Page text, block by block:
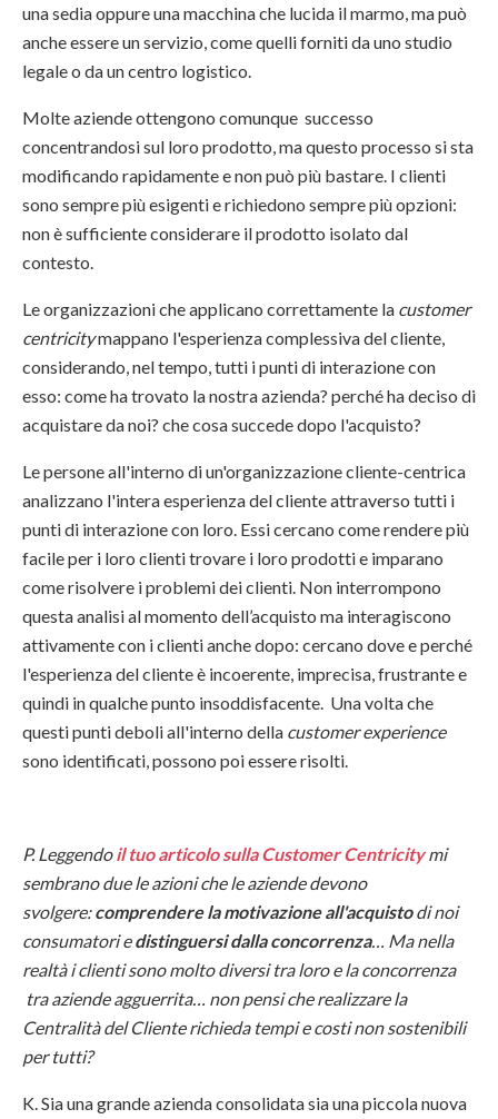
una sedia oppure una macchina che lucida il marmo, ma può
anche essere un servizio, come quelli forniti da uno studio
legale o da un centro logistico.
Molte aziende ottengono comunque successo
concentrandosi sul loro prodotto, ma questo processo si sta
modificando rapidamente e non può più bastare. I clienti
sono sempre più esigenti e richiedono sempre più opzioni:
non è sufficiente considerare il prodotto isolato dal
contesto.
Le organizzazioni che applicano correttamente la customer
centricitymappano l'esperienza complessiva del cliente,
considerando, nel tempo, tutti i punti di interazione con
esso: come ha trovato la nostra azienda? perché ha deciso di
acquistare da noi? che cosa succede dopo l'acquisto?
Le persone all'interno di un'organizzazione cliente-centrica
analizzano l'intera esperienza del cliente attraverso tutti i
punti di interazione con loro. Essi cercano come rendere più
facile per i loro clienti trovare i loro prodotti e imparano
come risolvere i problemi dei clienti. Non interrompono
questa analisi al momento dell’acquisto ma interagiscono
attivamente con i clienti anche dopo: cercano dove e perché
l'esperienza del cliente è incoerente, imprecisa, frustrante e
quindi in qualche punto insoddisfacente. Una volta che
questi punti deboli all'interno della customer experience
sono identificati, possono poi essere risolti.
P. Leggendoil tuo articolo sulla Customer Centricity mi
sembrano due le azioni che le aziende devono
svolgere:comprendere la motivazione all'acquistodi noi
consumatori edistinguersi dalla concorrenza… Ma nella
realtà i clienti sono molto diversi tra loro e la concorrenza
tra aziende agguerrita… non pensi che realizzare la
Centralità del Cliente richieda tempi e costi non sostenibili
per tutti?
K. Sia una grande azienda consolidata sia una piccola nuova